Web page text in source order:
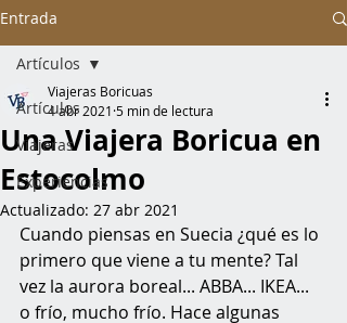
Entrada
Artículos
Viajeras
Experiencias
Artículos
Una Viajera Boricua en
Estocolmo
Viajeras Boricuas
4 abr 2021 5 min de lectura
Actualizado: 27 abr 2021
Cuando piensas en Suecia ¿qué es lo
primero que viene a tu mente? Tal
vez la aurora boreal... ABBA... IKEA...
o frío, mucho frío. Hace algunas